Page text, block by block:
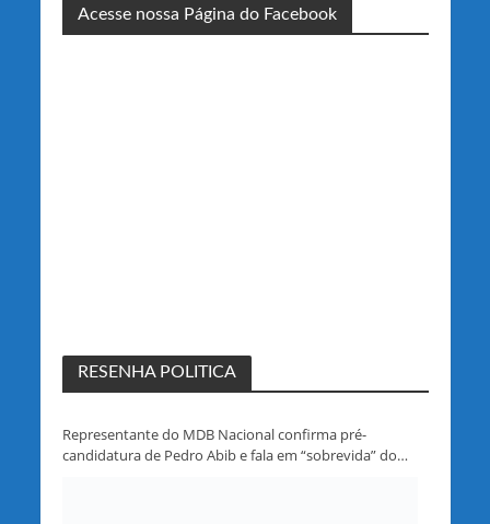
Acesse nossa Página do Facebook
RESENHA POLITICA
Representante do MDB Nacional confirma pré-
candidatura de Pedro Abib e fala em “sobrevida” do